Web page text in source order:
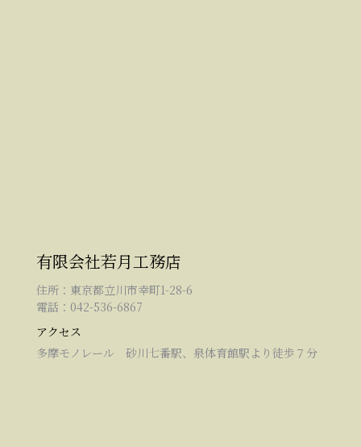
有限会社若月工務店
住所：東京都立川市幸町1-28-6
電話：042-536-6867
アクセス
多摩モノレール 砂川七番駅、泉体育館駅より徒歩７分